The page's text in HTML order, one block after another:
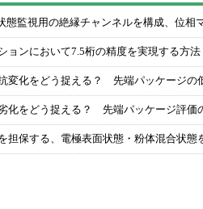
態監視用の絶縁チャンネルを構成、位相
ョンにおいて7.5桁の精度を実現する方法
変化をどう捉える？ 先端パッケージの
化をどう捉える？ 先端パッケージ評価
担保する、電極表面状態・粉体混合状態